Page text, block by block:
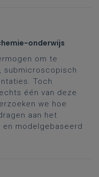
onderwijs
om te
submicroscopisch
Toch
één van deze
we hoe
aan het
en modelgebaseerd